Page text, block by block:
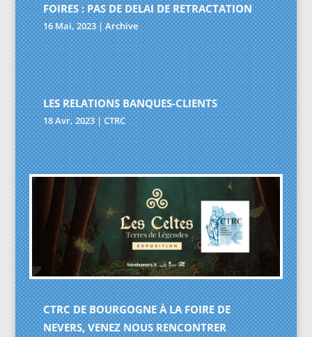
FOIRES : PAS DE DELAI DE RETRACTATION
16 Mai, 2023|Archive
LES RELATIONS BANQUES-CLIENTS
18 Avr, 2023|CTRC
CTRC DE BOURGOGNE À LA FOIRE DE
NEVERS, VENEZ NOUS RENCONTRER